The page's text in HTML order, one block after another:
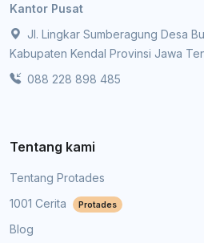
Kantor Pusat
Jl. Lingkar Sumberagung Desa
Kabupaten Kendal Provinsi Jawa
088 228 898 485
Tentang kami
Tentang Protades
1001 Cerita
Protades
Blog